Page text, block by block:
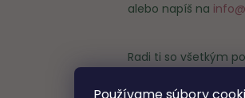
alebo napíš na
Radi ti so všetkým